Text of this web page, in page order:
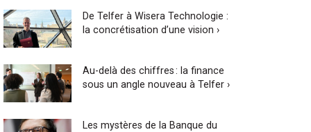
De Telfer à Wisera Technologie :
la concrétisation d’une vision ›
Au-delà des chiffres : la finance
sous un angle nouveau à Telfer ›
Les mystères de la Banque du